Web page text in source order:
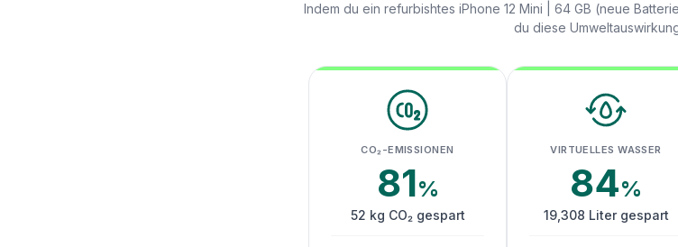
Indem du ein refurbishtes iPhone 12 Mini | 64 GB (neue
du diese
CO₂-EMISSIONEN
81%
52 kg CO₂ gespart
VIRTUELLES WASSER
84%
19,308 Liter gespart